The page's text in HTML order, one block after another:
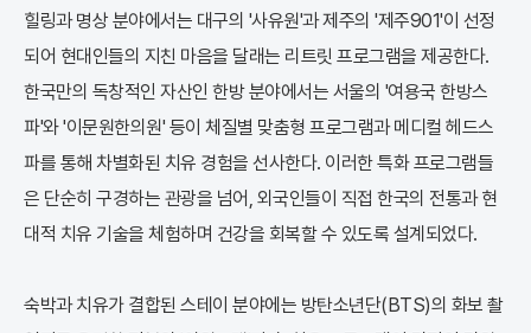
힐링과 명상 분야에서는 대구의 '사유원'과 제주의 '제주901'이 선정
되어 현대인들의 지친 마음을 달래는 리트릿 프로그램을 제공한다.
한국만의 독창적인 자산인 한방 분야에서는 서울의 '여용국 한방스
파'와 '이문원한의원' 등이 체질별 맞춤형 프로그램과 메디컬 헤드스
파를 통해 차별화된 치유 경험을 선사한다. 이러한 특화 프로그램들
은 단순히 구경하는 관광을 넘어, 외국인들이 직접 한국의 전통과 현
대적 치유 기술을 체험하며 건강을 회복할 수 있도록 설계되었다.
숙박과 치유가 결합된 스테이 분야에는 방탄소년단(BTS)의 화보 촬